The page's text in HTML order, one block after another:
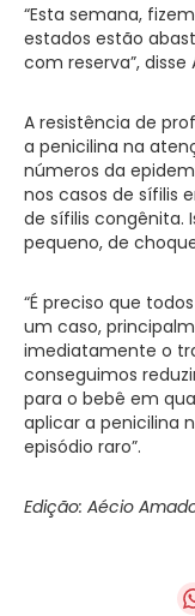
“Esta semana,
estados estão
com reserva”, disse
A resistência de
a penicilina na
números da
nos casos de sífilis
de sífilis congênita.
pequeno, de
“É preciso que
um caso,
imediatamente o
conseguimos
para o bebê em
aplicar a penicilina
episódio raro”.
Edição: Aécio